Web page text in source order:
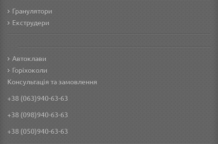
Гранулятори
Екструдери
Автоклави
Горіхоколи
Консультація та замовлення
+38 (063)940-63-63
+38 (098)940-63-63
+38 (050)940-63-63